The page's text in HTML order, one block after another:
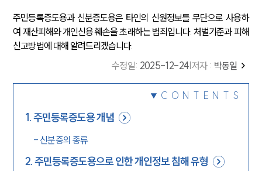
주민등록증도용과 신분증도용은 타인의 신원정보를 무단으로 사용하
여 재산피해와 개인신용 훼손을 초래하는 범죄입니다. 처벌기준과 피해
신고방법에 대해 알려드리겠습니다.
수정일: 2025-12-24 저자 : 박동일
CONTENTS
1.주민등록증도용 개념
-신분증의 종류
2.주민등록증도용으로 인한 개인정보 침해 유형